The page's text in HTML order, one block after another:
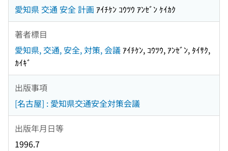
愛知県 交通 安全 計画 ｱｲﾁｹﾝ ｺｳﾂｳ ｱﾝｾﾞﾝ ｹｲｶｸ
著者標目
愛知県, 交通, 安全, 対策, 会議ｱｲﾁｹﾝ, ｺｳﾂｳ, ｱﾝｾﾞﾝ, ﾀｲｻｸ,
ｶｲｷﾞ
出版事項
[名古屋] : 愛知県交通安全対策会議
出版年月日等
1996.7